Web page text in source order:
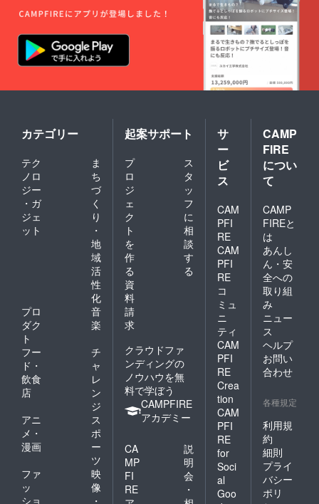
カテゴリー
テク
ノロ
ジー
・ガ
ジェ
ット
ま
ち
づ
く
り
・
地
域
活
性
化
プロ
ダク
ト
音
楽
フー
ド・
飲食
店
チ
ャ
レ
ン
ジ
アニ
メ・
漫画
ス
ポ
ー
ツ
ファ
ッ
ショ
映
像
・
起案サポート
プ
ロ
ジ
ェ
ク
ト
を
作
る
ス
タ
ッ
フ
に
相
談
す
る
資
料
請
求
クラウドファ
ンディングの
ノウハウを無
料で学ぼう
CAMPFIRE
アカデミー
CA
MP
FI
RE
説
明
会
・
サ
ー
ビ
ス
CAM
PFI
RE
CAM
PFI
RE
コ
ミュ
ニ
ティ
CAM
PFI
RE
Crea
tion
CAM
PFI
RE
for
Soci
al
Goo
CAMP
FIRE
につい
て
CAMP
FIREと
は
あんし
ん・安
全への
取り組
み
ニュー
ス
ヘルプ
お問い
合わせ
各種規定
利用規
約
細則
プライ
バシー
ポリ